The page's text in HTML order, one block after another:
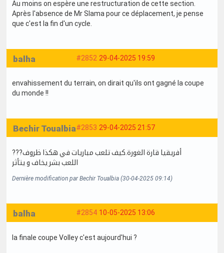
Au moins on espère une restructuration de cette section.
Après l'absence de Mr Slama pour ce déplacement, je pense
que c'est la fin d'un cycle.
#2852 29-04-2025 19:59
balha
envahissement du terrain, on dirait qu'ils ont gagné la coupe
du monde !!
#2853 29-04-2025 21:57
Bechir Toualbia
???أفريقيا قارة الغورة.كيف تلعب مباريات في هكذا ظروف
اللعب بشر يخاف و يتأثر
Dernière modification par Bechir Toualbia (30-04-2025 09:14)
#2854 10-05-2025 13:06
balha
la finale coupe Volley c'est aujourd'hui ?